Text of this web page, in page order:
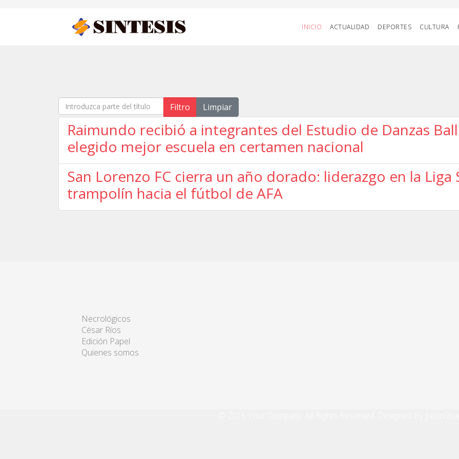
INICIO ACTUALIDAD DEPORTES CULTURA
Introduzca parte del título Filtro Limpiar
Raimundo recibió a integrantes del Estudio de Danzas
elegido mejor escuela en certamen nacional
San Lorenzo FC cierra un año dorado: liderazgo en la Liga
trampolín hacia el fútbol de AFA
Necrológicos
César Ríos
Edición Papel
Quienes somos